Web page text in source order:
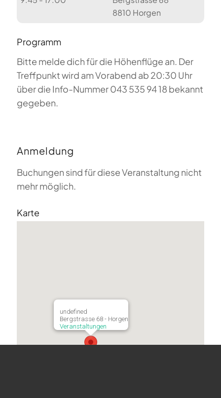
8810 Horgen
Programm
Bitte melde dich für die Höhenflüge an. Der
Treffpunkt wird am Vorabend ab 20:30 Uhr
über die Info-Nummer 043 535 94 18 bekannt
gegeben.
Anmeldung
Buchungen sind für diese Veranstaltung nicht
mehr möglich.
Karte
undefined
Bergstrasse 68 - Horgen
Veranstaltungen